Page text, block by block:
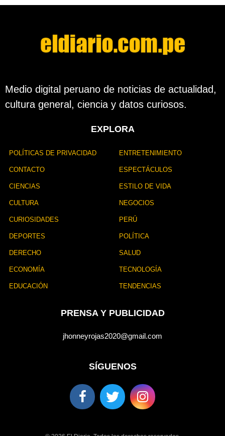
Medio digital peruano de noticias de actualidad,
cultura general, ciencia y datos curiosos.
EXPLORA
POLÍTICAS DE PRIVACIDAD
CONTACTO
CIENCIAS
CULTURA
CURIOSIDADES
DEPORTES
DERECHO
ECONOMÍA
EDUCACIÓN
ENTRETENIMIENTO
ESPECTÁCULOS
ESTILO DE VIDA
NEGOCIOS
PERÚ
POLÍTICA
SALUD
TECNOLOGÍA
TENDENCIAS
PRENSA Y PUBLICIDAD
jhonneyrojas2020@gmail.com
SÍGUENOS